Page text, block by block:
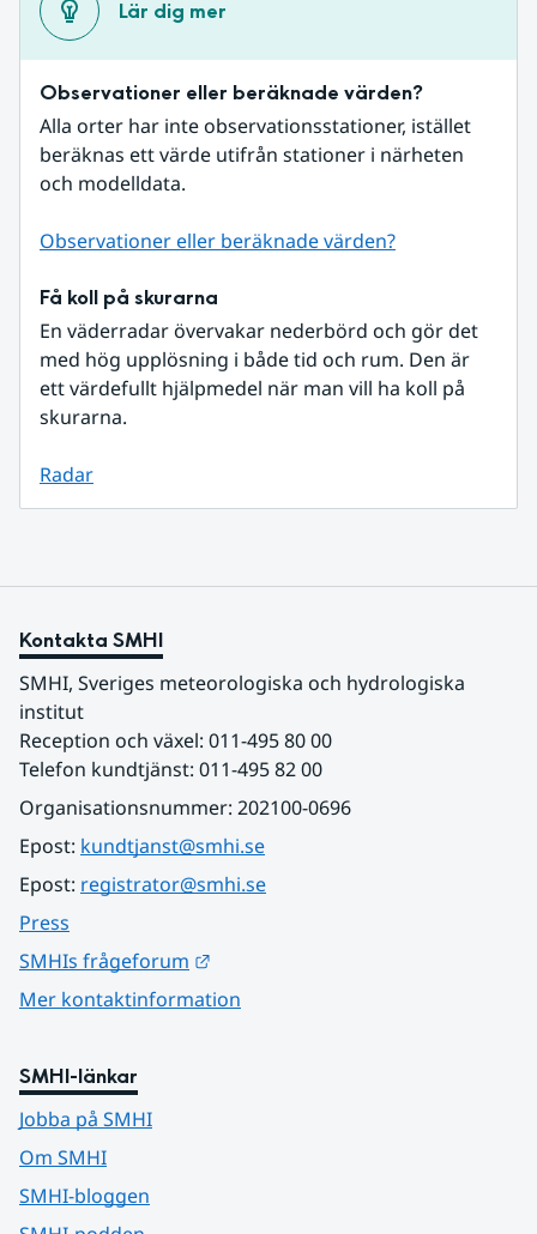
Lär dig mer
Observationer eller beräknade värden?
Alla orter har inte observationsstationer, istället
beräknas ett värde utifrån stationer i närheten
och modelldata.
Observationer eller beräknade värden?
Få koll på skurarna
En väderradar övervakar nederbörd och gör det
med hög upplösning i både tid och rum. Den är
ett värdefullt hjälpmedel när man vill ha koll på
skurarna.
Radar
Kontakta SMHI
SMHI, Sveriges meteorologiska och hydrologiska
institut
Reception och växel: 011-495 80 00
Telefon kundtjänst: 011-495 82 00
Organisationsnummer: 202100-0696
Epost: kundtjanst@smhi.se
Epost: registrator@smhi.se
Press
SMHIs frågeforum
Mer kontaktinformation
SMHI-länkar
Jobba på SMHI
Om SMHI
SMHI-bloggen